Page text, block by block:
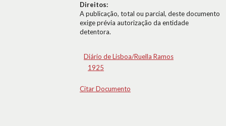
Direitos:
A publicação, total ou parcial, deste documento
exige prévia autorização da entidade
detentora.
Diário de Lisboa/Ruella Ramos
1925
Citar Documento